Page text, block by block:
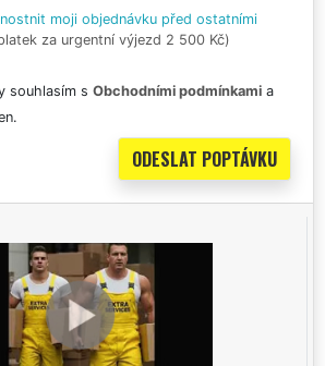
moji objednávku před ostatními
za urgentní výjezd 2 500 Kč)
souhlasím s Obchodními podmínkami a